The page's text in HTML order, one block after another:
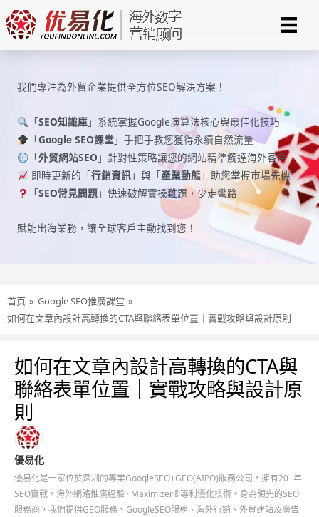
Skip
to
content
我們專注為外貿企業提供全方位SEO解決方案！
「SEO知識庫」系統掌握Google演算法核心與最佳化技巧
「Google SEO課堂」手把手教您獲得永續自然流量
「外貿網站SEO 」針對性策略讓您的網站精準觸達海外客戶
即時更新的「行銷資訊」與「產業動態」助您掌握市場先機
「SEO常見問題」快速破解實操難題，少走彎路
賦能出海業務，讓全球​​客戶主動找到您！
首页 » Google SEO推廣課堂 »
如何在文章內設計高轉換的CTA與聯絡表單位置｜實戰攻略與設計原則
如何在文章內設計高轉換的CTA與
聯絡表單位置｜實戰攻略與設計原
則
優易化
優易化是一家位於深圳的專業GoogleSEO+GEO(AIPO)服務公司，擁有20+年
SEO實戰，海外網路推廣經驗 · Maximizer®專利優化技術。身為領先的SEO
服務商，我們提供GEO服務、GoogleSEO服務、海外行銷、外貿建站及廣告